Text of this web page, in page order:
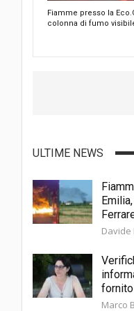
Fiamme presso la
colonna di fumo
ULTIME NEWS
Davide
Marco